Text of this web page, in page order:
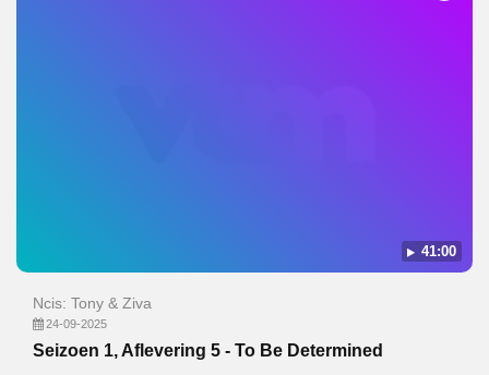
41:00
Ncis: Tony & Ziva
24-09-2025
Seizoen 1, Aflevering 5 - To Be Determined